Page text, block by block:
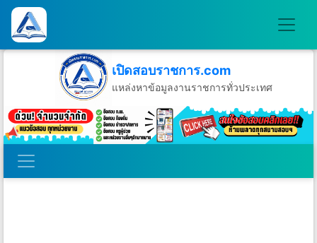
เปิดสอบราชการ.com
แหล่งหาข้อมูลงานราชการทั่วประเทศ
วันอาทิตย์ที่ 9 เดือนสิงหาคม พ.ศ.2569